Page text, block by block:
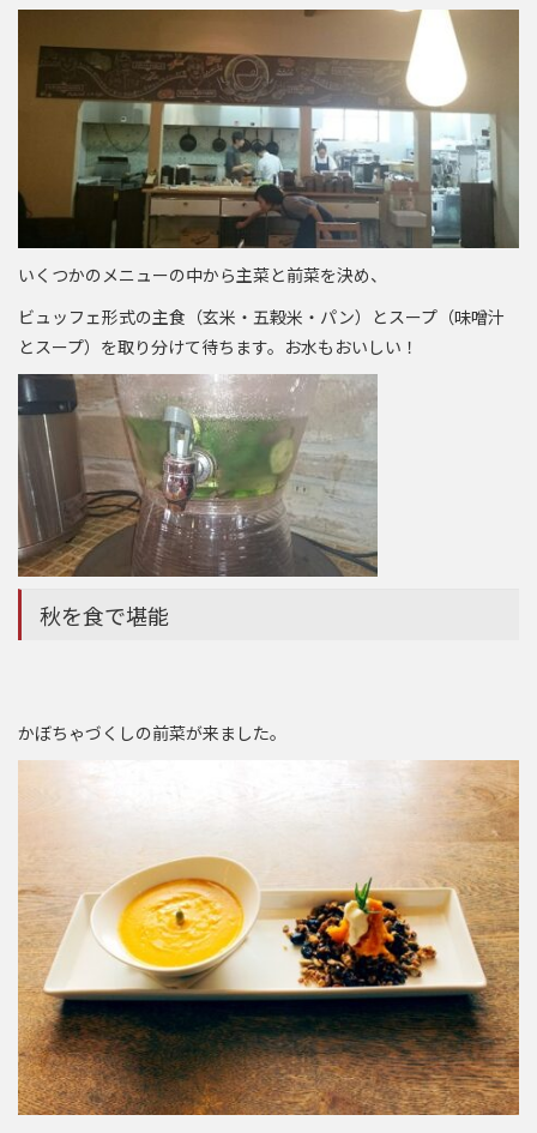
いくつかのメニューの中から主菜と前菜を決め、
ビュッフェ形式の主食（玄米・五穀米・パン）とスープ（味噌汁
とスープ）を取り分けて待ちます。お水もおいしい！
秋を食で堪能
かぼちゃづくしの前菜が来ました。